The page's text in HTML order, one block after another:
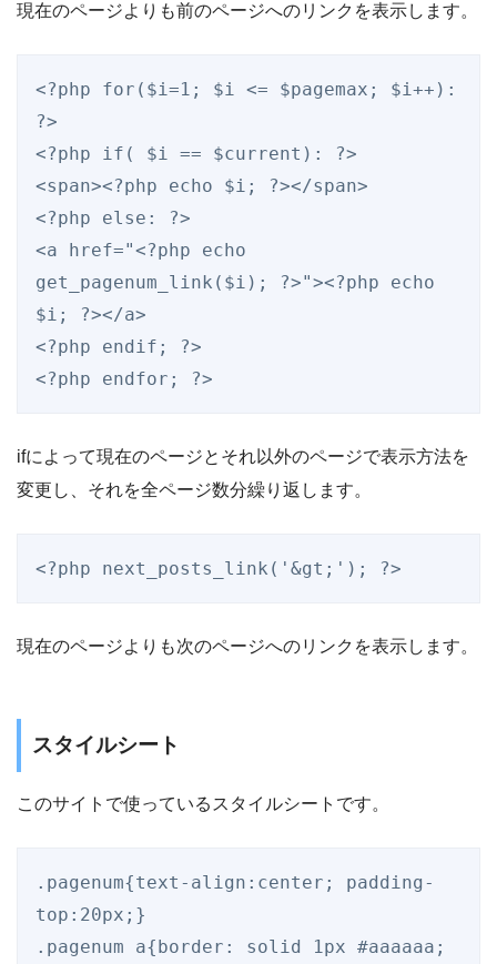
現在のページよりも前のページへのリンクを表示します。
<?php for($i=1; $i <= $pagemax; $i++):
?>
<?php if( $i == $current): ?>
<span><?php echo $i; ?></span>
<?php else: ?>
<a href="<?php echo
get_pagenum_link($i); ?>"><?php echo
$i; ?></a>
<?php endif; ?>
<?php endfor; ?>
ifによって現在のページとそれ以外のページで表示方法を
変更し、それを全ページ数分繰り返します。
<?php next_posts_link('&gt;'); ?>
現在のページよりも次のページへのリンクを表示します。
スタイルシート
このサイトで使っているスタイルシートです。
.pagenum{text-align:center; padding-
top:20px;}
.pagenum a{border: solid 1px #aaaaaa;